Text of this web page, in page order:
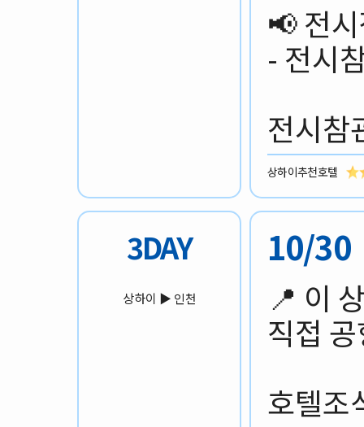
📢 전
- 전시
전시참
상하이추천호텔
3DAY
상하이 ▶️ 인천
10/30
📍 이
직접
호텔조